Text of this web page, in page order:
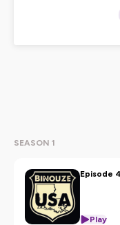
SEASON 1
Episode
Play